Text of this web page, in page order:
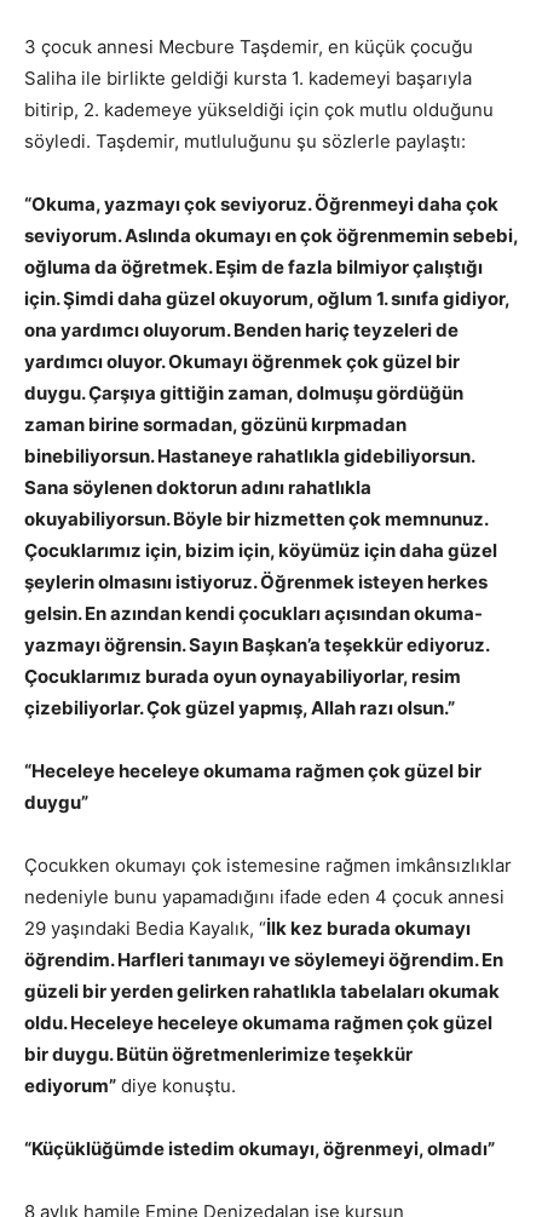
3 çocuk annesi Mecbure Taşdemir, en küçük çocuğu
Saliha ile birlikte geldiği kursta 1. kademeyi başarıyla
bitirip, 2. kademeye yükseldiği için çok mutlu olduğunu
söyledi. Taşdemir, mutluluğunu şu sözlerle paylaştı:
“Okuma, yazmayı çok seviyoruz. Öğrenmeyi daha çok
seviyorum. Aslında okumayı en çok öğrenmemin sebebi,
oğluma da öğretmek. Eşim de fazla bilmiyor çalıştığı
için. Şimdi daha güzel okuyorum, oğlum 1. sınıfa gidiyor,
ona yardımcı oluyorum. Benden hariç teyzeleri de
yardımcı oluyor. Okumayı öğrenmek çok güzel bir
duygu. Çarşıya gittiğin zaman, dolmuşu gördüğün
zaman birine sormadan, gözünü kırpmadan
binebiliyorsun. Hastaneye rahatlıkla gidebiliyorsun.
Sana söylenen doktorun adını rahatlıkla
okuyabiliyorsun. Böyle bir hizmetten çok memnunuz.
Çocuklarımız için, bizim için, köyümüz için daha güzel
şeylerin olmasını istiyoruz. Öğrenmek isteyen herkes
gelsin. En azından kendi çocukları açısından okuma-
yazmayı öğrensin. Sayın Başkan’a teşekkür ediyoruz.
Çocuklarımız burada oyun oynayabiliyorlar, resim
çizebiliyorlar. Çok güzel yapmış, Allah razı olsun.”
“Heceleye heceleye okumama rağmen çok güzel bir
duygu”
Çocukken okumayı çok istemesine rağmen imkânsızlıklar
nedeniyle bunu yapamadığını ifade eden 4 çocuk annesi
29 yaşındaki Bedia Kayalık, “İlk kez burada okumayı
öğrendim. Harfleri tanımayı ve söylemeyi öğrendim. En
güzeli bir yerden gelirken rahatlıkla tabelaları okumak
oldu. Heceleye heceleye okumama rağmen çok güzel
bir duygu. Bütün öğretmenlerimize teşekkür
ediyorum” diye konuştu.
“Küçüklüğümde istedim okumayı, öğrenmeyi, olmadı”
8 aylık hamile Emine Denizedalan ise kursun